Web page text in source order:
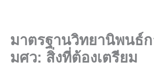
มาตรฐานวิทยานิพนธ์
มศว: สิ่งที่ต้องเตรียม